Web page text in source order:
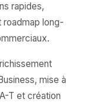
rapides,
long-
mise à
T et création